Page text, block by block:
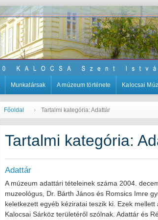
Munkatársak A múzeum története Kalocsai
Főoldal Tartalmi kategória: Adattár
Tartalmi kategória:
Adattár
A múzeum adattári tételeinek száma 2004.
muzeológus, Dr. Bárth János és Romsics Imre
keletkezett egyéb kéziratai teszik ki. Ezek
Kalocsai Sárköz területéről szólnak. Adattár és